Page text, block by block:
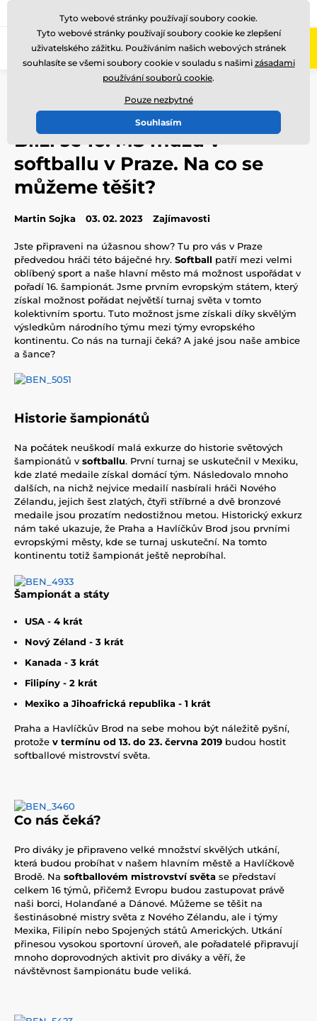
Zavolejte nám (Po-Pá 8-17)
Blíží se 16. MS můžů v softballu v Praze. Na co se můžeme těšit?
Blíží se 16. MS můžů v
softballu v Praze. Na co se
můžeme těšit?
Martin Sojka 03. 02. 2023 Zajímavosti
Jste připraveni na úžasnou show? Tu pro vás v Praze
předvedou hráči této báječné hry. Softball patří mezi velmi
oblíbený sport a naše hlavní město má možnost uspořádat v
pořadí 16. šampionát. Jsme prvním evropským státem, který
získal možnost pořádat největší turnaj světa v tomto
kolektivním sportu. Tuto možnost jsme získali díky skvělým
výsledkům národního týmu mezi týmy evropského
kontinentu. Co nás na turnaji čeká? A jaké jsou naše ambice
a šance?
Historie šampionátů
Na počátek neuškodí malá exkurze do historie světových
šampionátů v softballu. První turnaj se uskutečnil v Mexiku,
kde zlaté medaile získal domácí tým. Následovalo mnoho
dalších, na nichž nejvice medailí nasbírali hráči Nového
Zélandu, jejich šest zlatých, čtyři stříbrné a dvě bronzové
medaile jsou prozatím nedostižnou metou. Historický exkurz
nám také ukazuje, že Praha a Havlíčkův Brod jsou prvními
evropskými městy, kde se turnaj uskuteční. Na tomto
kontinentu totiž šampionát ještě neprobíhal.
Šampionát a státy
USA - 4 krát
Nový Zéland - 3 krát
Kanada - 3 krát
Filipíny - 2 krát
Mexiko a Jihoafrická republika - 1 krát
Praha a Havlíčkův Brod na sebe mohou být náležitě pyšní,
protože v termínu od 13. do 23. června 2019 budou hostit
softballové mistrovství světa.
Co nás čeká?
Pro diváky je připraveno velké množství skvělých utkání,
která budou probíhat v našem hlavním městě a Havlíčkově
Brodě. Na softballovém mistrovství světa se představí
celkem 16 týmů, přičemž Evropu budou zastupovat právě
naši borci, Holanďané a Dánové. Můžeme se těšit na
šestinásobné mistry světa z Nového Zélandu, ale i týmy
Mexika, Filipín nebo Spojených států Amerických. Utkání
přinesou vysokou sportovní úroveň, ale pořadatelé připravují
mnoho doprovodných aktivit pro diváky a věří, že
návštěvnost šampionátu bude veliká.
Tyto webové stránky používají soubory cookie.
Tyto webové stránky používají soubory cookie ke zlepšení
uživatelského zážitku. Používáním našich webových stránek
souhlasíte se všemi soubory cookie v souladu s našimi zásadami
používání souborů cookie.
Pouze nezbytné
Souhlasím